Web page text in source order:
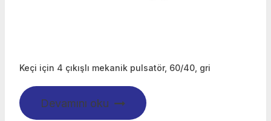
Keçi için 4 çıkışlı mekanik pulsatör, 60/40, gri
Devamını oku